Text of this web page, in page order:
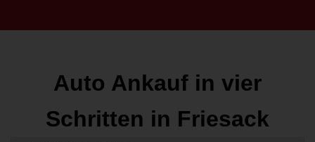
Auto Ankauf in vier
Schritten in Friesack